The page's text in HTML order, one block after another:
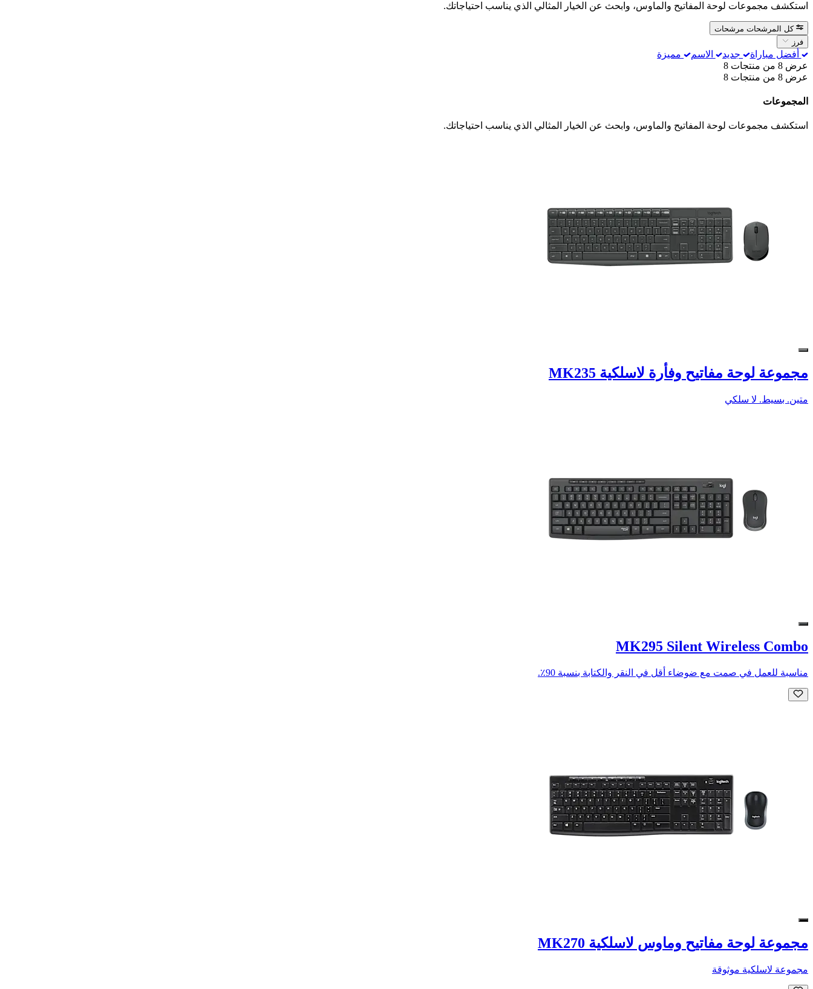
استكشف مجموعات لوحة المفاتيح والماوس، وابحث عن الخيار المثالي الذي يناسب احتياجاتك.
كل المرشحات مرشحات
فرز
أفضل مباراة جديد الاسم
مميزة
عرض 8 من منتجات 8
عرض 8 من منتجات 8
المجموعات
استكشف مجموعات لوحة المفاتيح والماوس، وابحث عن الخيار المثالي الذي يناسب احتياجاتك.
مجموعة لوحة مفاتيح وفأرة لاسلكية MK235
متين. بسيط. لا سلكي
MK295 Silent Wireless Combo
مناسبة للعمل في صمت مع ضوضاء أقل في النقر والكتابة بنسبة 90٪.
مجموعة لوحة مفاتيح وماوس لاسلكية MK270
مجموعة لاسلكية موثوقة